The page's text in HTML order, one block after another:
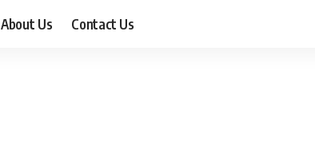
About Us Contact Us